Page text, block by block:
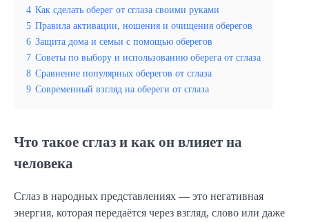
4 Как сделать оберег от сглаза своими руками
5 Правила активации, ношения и очищения оберегов
6 Защита дома и семьи с помощью оберегов
7 Советы по выбору и использованию оберега от сглаза
8 Сравнение популярных оберегов от сглаза
9 Современный взгляд на обереги от сглаза
Что такое сглаз и как он влияет на
человека
Сглаз в народных представлениях — это негативная
энергия, которая передаётся через взгляд, слово или даже